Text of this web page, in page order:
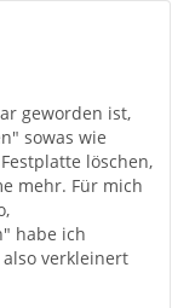
geworden ist,
sowas wie
löschen,
mehr. Für mich
habe ich
verkleinert